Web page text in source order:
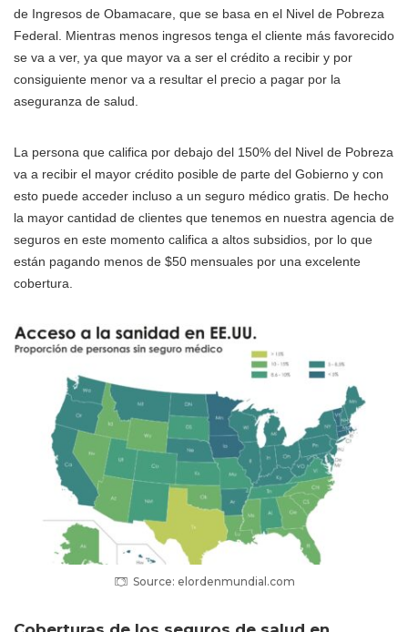
de Ingresos de Obamacare, que se basa en el Nivel de Pobreza
Federal. Mientras menos ingresos tenga el cliente más favorecido
se va a ver, ya que mayor va a ser el crédito a recibir y por
consiguiente menor va a resultar el precio a pagar por la
aseguranza de salud.
La persona que califica por debajo del 150% del Nivel de Pobreza
va a recibir el mayor crédito posible de parte del Gobierno y con
esto puede acceder incluso a un seguro médico gratis. De hecho
la mayor cantidad de clientes que tenemos en nuestra agencia de
seguros en este momento califica a altos subsidios, por lo que
están pagando menos de $50 mensuales por una excelente
cobertura.
Source: elordenmundial.com